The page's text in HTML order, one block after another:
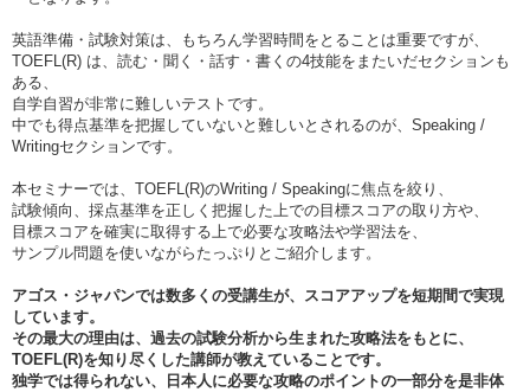
英語準備・試験対策は、もちろん学習時間をとることは重要ですが、
TOEFL(R) は、読む・聞く・話す・書くの4技能をまたいだセクションも
ある、
自学自習が非常に難しいテストです。
中でも得点基準を把握していないと難しいとされるのが、Speaking /
Writingセクションです。
本セミナーでは、TOEFL(R)のWriting / Speakingに焦点を絞り、
試験傾向、採点基準を正しく把握した上での目標スコアの取り方や、
目標スコアを確実に取得する上で必要な攻略法や学習法を、
サンプル問題を使いながらたっぷりとご紹介します。
アゴス・ジャパンでは数多くの受講生が、スコアアップを短期間で実現
しています。
その最大の理由は、過去の試験分析から生まれた攻略法をもとに、
TOEFL(R)を知り尽くした講師が教えていることです。
独学では得られない、日本人に必要な攻略のポイントの一部分を是非体